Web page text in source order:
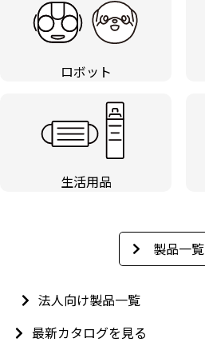
ロボット
生活用品
製品一覧
法人向け製品一覧
最新カタログを見る